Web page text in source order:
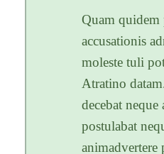
Quam quidem
accusationis
moleste tuli
Atratino
decebat neque
postulabat
animadvertere